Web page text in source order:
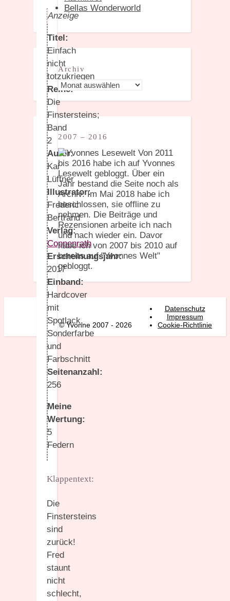
Anzeige
Titel:
Einfach
nicht
totzukriegen
Reihe:
Die
Finstersteins;
Band
2
Autor:
Kai
Lüftner
Illustrator:
Frederic
Bertrand
Verlag:
Coppenrath
Erscheinungsjahr:
2017
Einband:
Hardcover
mit
Spotlack,
Sonderfarbe
und
Farbschnitt
Seitenanzahl:
256
Meine
Wertung:
5
Federn
Klappentext:
Die
Finstersteins
sind
zurück!
Fred
staunt
nicht
schlecht,
Bellas Wonderworld
Archiv
Archiv
2007 – 2016
Von 2011
bis 2016 habe ich auf Yvonnes
Lesewelt gebloggt. Über ein
Jahr bestand die Seite noch als
Archiv. Im Mai 2018 habe ich
beschlossen, sie offline zu
nehmen. Die Beiträge und
Rezensionen arbeite ich nach
und nach wieder ein. Davor
habe ich von 2007 bis 2010 auf
bereits auf "Yvonnes Welt"
gebloggt.
© Yvonne 2007 - 2026
Datenschutz
Impressum
Cookie-Richtlinie